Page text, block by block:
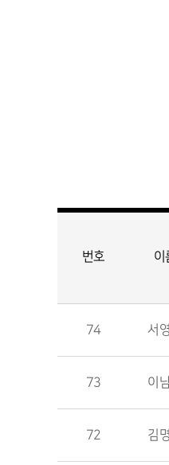
번호 이
74 서
73 이
72 김